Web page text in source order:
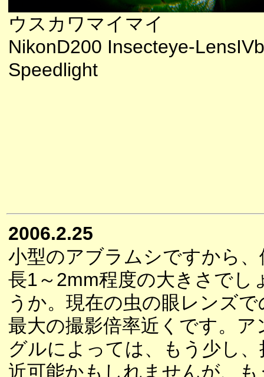
ウスカワマイマイ
NikonD200 Insecteye-
Speedlight
2006.2.25
小型のアブラムシですから、
長1～2mm程度の大きさでし
うか。現在の虫の眼レンズで
最大の撮影倍率近くです。ア
グルによっては、もう少し、
近可能かもしれませんが、も